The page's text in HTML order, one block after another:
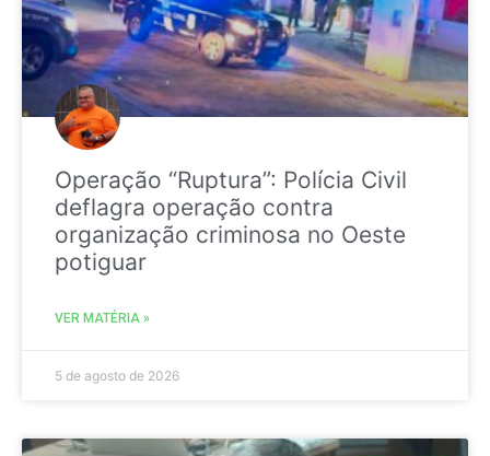
Operação “Ruptura”: Polícia Civil
deflagra operação contra
organização criminosa no Oeste
potiguar
VER MATÉRIA »
5 de agosto de 2026